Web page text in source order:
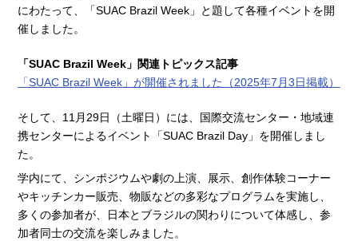
にわたって、「SUAC Brazil Week」と題して各種イベントを開
催しました。
「SUAC Brazil Week」関連トピックス記事
「SUAC Brazil Week」が開催されました（2025年7月3日掲載）
そして、11月29日（土曜日）には、国際交流センター・地域連
携センターによるイベント「SUAC Brazil Day」を開催しまし
た。
学内にて、シンポジウムや劇の上演、展示、創作体験コーナー
やキッチンカー販売、物販などの多彩なプログラムを実施し、
多くの参加者が、日本とブラジルの関わりについて体感し、参
加者同士の交流を楽しみました。